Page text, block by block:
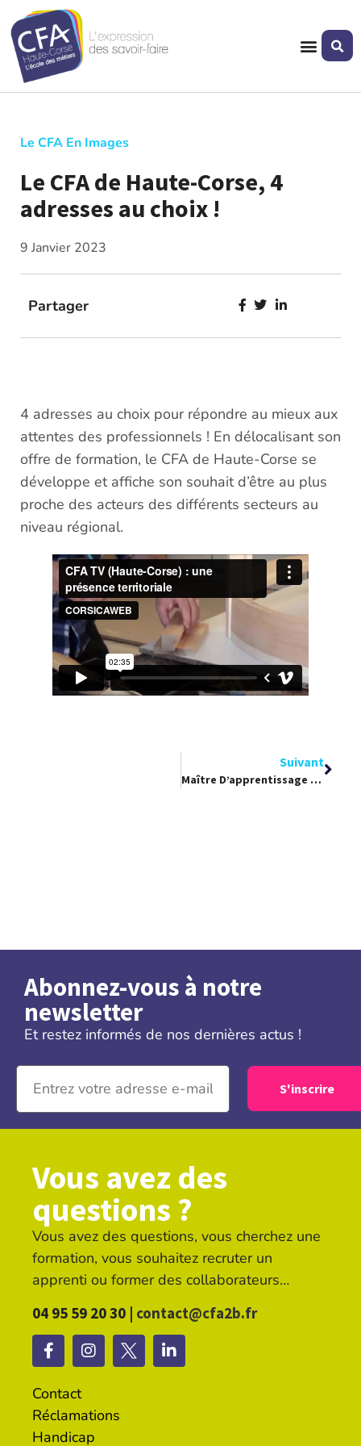
Le CFA En Images
Le CFA de Haute-Corse, 4
adresses au choix !
9 Janvier 2023
Partager
4 adresses au choix pour répondre au mieux aux
attentes des professionnels ! En délocalisant son
offre de formation, le CFA de Haute-Corse se
développe et affiche son souhait d’être au plus
proche des acteurs des différents secteurs au
niveau régional.
Suivant
Maître D’apprentissage Ou Le Choix De Transmettre
Abonnez-vous à notre
newsletter
Et restez informés de nos dernières actus !
Vous avez des
questions ?
Vous avez des questions, vous cherchez une
formation, vous souhaitez recruter un
apprenti ou former des collaborateurs…
04 95 59 20 30 | contact@cfa2b.fr
Contact
Réclamations
Handicap